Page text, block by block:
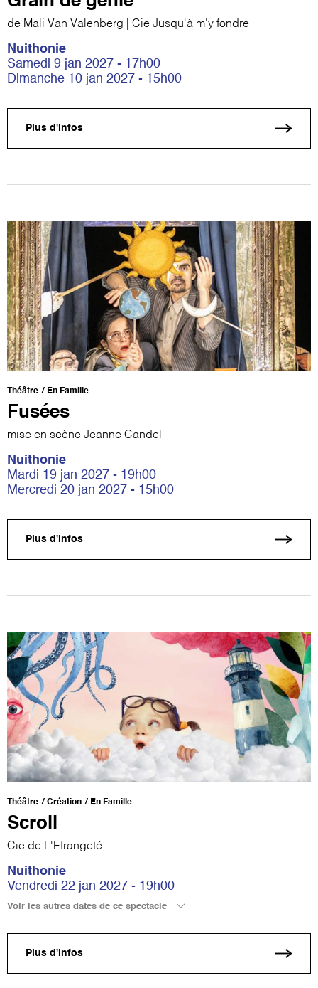
de Mali Van Valenberg | Cie Jusqu'à m'y fondre
Nuithonie
Samedi 9 jan 2027 - 17h00
Dimanche 10 jan 2027 - 15h00
Plus d'infos
Théâtre En Famille
Fusées
mise en scène Jeanne Candel
Nuithonie
Mardi 19 jan 2027 - 19h00
Mercredi 20 jan 2027 - 15h00
Plus d'infos
Théâtre Création En Famille
Scroll
Cie de L'Efrangeté
Nuithonie
Vendredi 22 jan 2027 - 19h00
Voir les autres dates de ce spectacle
Plus d'infos